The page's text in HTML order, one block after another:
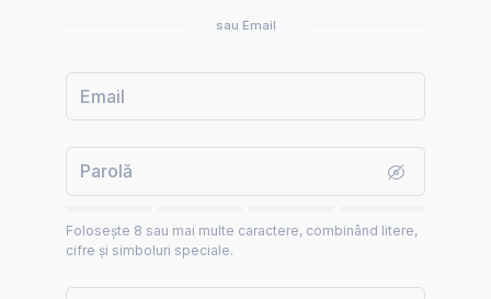
sau Email
Folosește 8 sau mai multe caractere, combinând litere,
cifre și simboluri speciale.